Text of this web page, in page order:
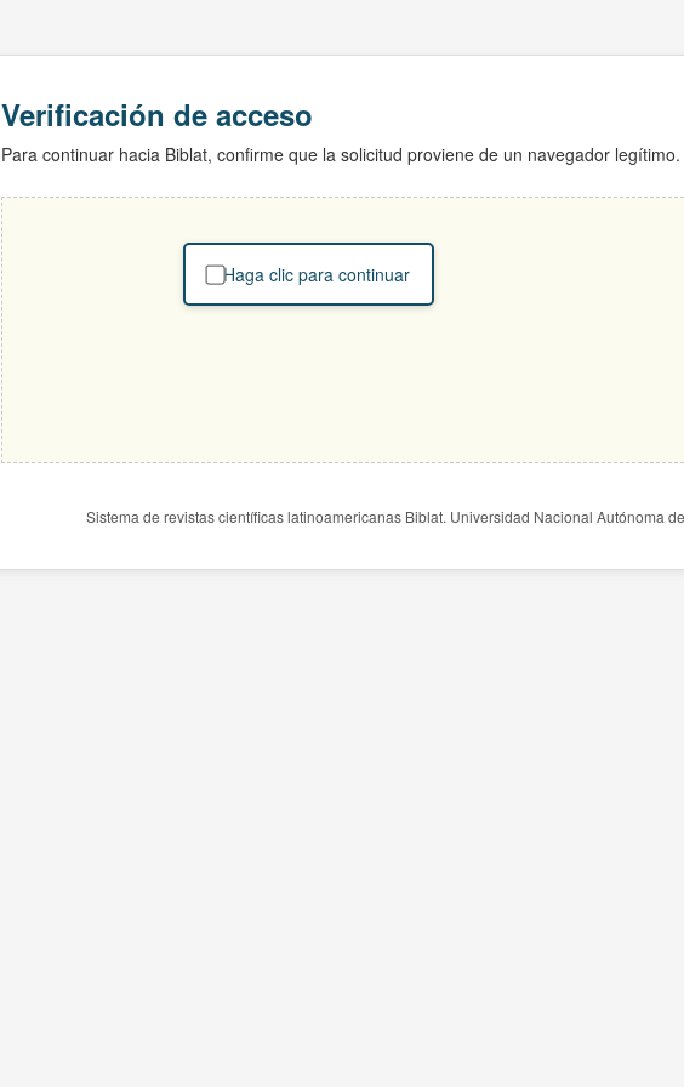
Verificación de acceso
Para continuar hacia Biblat, confirme que la solicitud proviene de un navegador legítimo.
Haga clic para continuar
Sistema de revistas científicas latinoamericanas Biblat. Universidad Nacional Autónoma